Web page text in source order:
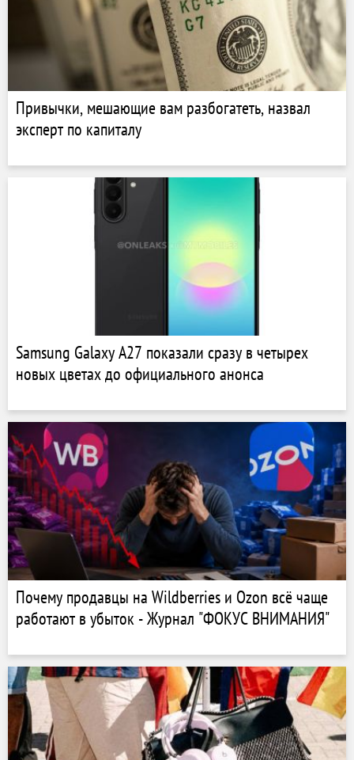
Привычки, мешающие вам разбогатеть, назвал
эксперт по капиталу
Samsung Galaxy A27 показали сразу в четырех
новых цветах до официального анонса
Почему продавцы на Wildberries и Ozon всё чаще
работают в убыток - Журнал "ФОКУС ВНИМАНИЯ"